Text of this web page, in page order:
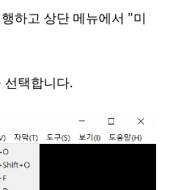
하고 상단 메뉴에서 "미
택합니다.